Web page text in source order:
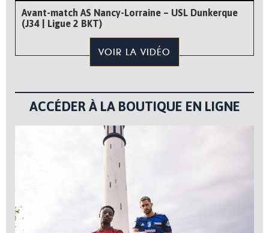
Avant-match AS Nancy-Lorraine – USL Dunkerque
(J34 | Ligue 2 BKT)
VOIR LA VIDÉO
ACCÉDER À LA BOUTIQUE EN LIGNE